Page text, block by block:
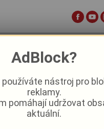
Školní obědy v Ostrově
nová firma. Ceny pro
zůstávají stejné
AdBlock?
používáte nástroj pro
reklamy.
pomáhají udržovat
aktuální.